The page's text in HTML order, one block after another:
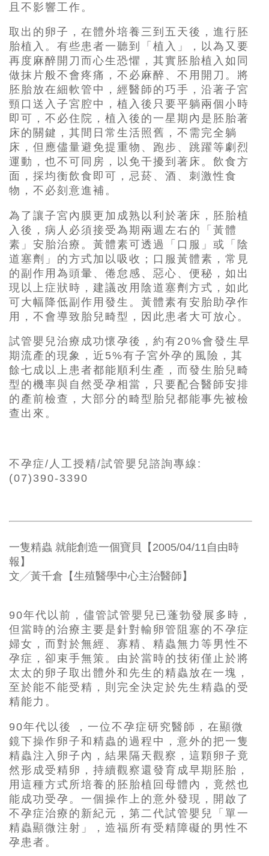
且不影響工作。
取出的卵子，在體外培養三到五天後，進行胚
胎植入。有些患者一聽到「植入」，以為又要
再度麻醉開刀而心生恐懼，其實胚胎植入如同
做抹片般不會疼痛，不必麻醉、不用開刀。將
胚胎放在細軟管中，經醫師的巧手，沿著子宮
頸口送入子宮腔中，植入後只要平躺兩個小時
即可，不必住院，植入後的一星期內是胚胎著
床的關鍵，其間日常生活照舊，不需完全躺
床，但應儘量避免提重物、跑步、跳躍等劇烈
運動，也不可同房，以免干擾到著床。飲食方
面，採均衡飲食即可，忌菸、酒、刺激性食
物，不必刻意進補。
為了讓子宮內膜更加成熟以利於著床，胚胎植
入後，病人必須接受為期兩週左右的「黃體
素」安胎治療。黃體素可透過「口服」或「陰
道塞劑」的方式加以吸收；口服黃體素，常見
的副作用為頭暈、倦怠感、惡心、便秘，如出
現以上症狀時，建議改用陰道塞劑方式，如此
可大幅降低副作用發生。黃體素有安胎助孕作
用，不會導致胎兒畸型，因此患者大可放心。
試管嬰兒治療成功懷孕後，約有20%會發生早
期流產的現象，近5%有子宮外孕的風險，其
餘七成以上患者都能順利生產，而發生胎兒畸
型的機率與自然受孕相當，只要配合醫師安排
的產前檢查，大部分的畸型胎兒都能事先被檢
查出來。
不孕症/人工授精/試管嬰兒諮詢專線:
(07)390-3390
一隻精蟲 就能創造一個寶貝【2005/04/11自由時
報】
文╱黃千倉【生殖醫學中心主治醫師】
90年代以前，儘管試管嬰兒已蓬勃發展多時，
但當時的治療主要是針對輸卵管阻塞的不孕症
婦女，而對於無經、寡精、精蟲無力等男性不
孕症，卻束手無策。由於當時的技術僅止於將
太太的卵子取出體外和先生的精蟲放在一塊，
至於能不能受精，則完全決定於先生精蟲的受
精能力。
90年代以後 ，一位不孕症研究醫師，在顯微
鏡下操作卵子和精蟲的過程中，意外的把一隻
精蟲注入卵子內，結果隔天觀察，這顆卵子竟
然形成受精卵，持續觀察還發育成早期胚胎，
用這種方式所培養的胚胎植回母體內，竟然也
能成功受孕。一個操作上的意外發現，開啟了
不孕症治療的新紀元，第二代試管嬰兒「單一
精蟲顯微注射」，造福所有受精障礙的男性不
孕患者。